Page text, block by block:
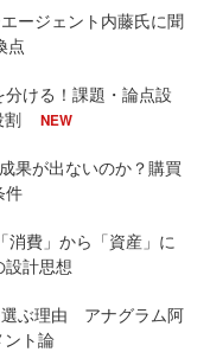
ージェント内藤氏に聞
点
分ける！課題・論点設
割
NEW
果が出ないのか？購買
件
消費」から「資産」に
計思想
選ぶ理由 アナグラム阿
ト論